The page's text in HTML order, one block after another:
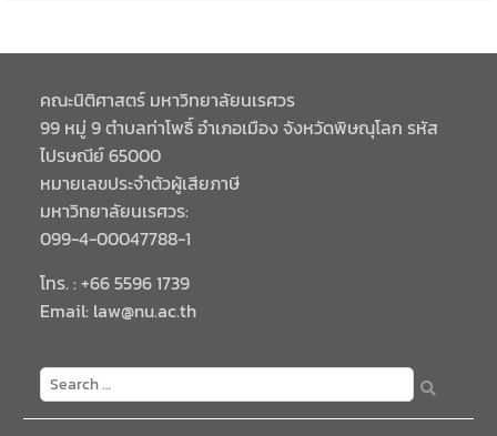
คณะนิติศาสตร์ มหาวิทยาลัยนเรศวร
99 หมู่ 9 ตำบลท่าโพธิ์ อำเภอเมือง จังหวัดพิษณุโลก รหัส
ไปรษณีย์ 65000
หมายเลขประจำตัวผู้เสียภาษี
มหาวิทยาลัยนเรศวร:
099-4-00047788-1
โทร. : +66 5596 1739
Email: law@nu.ac.th